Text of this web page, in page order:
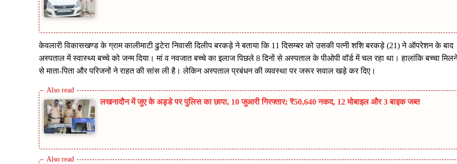
केवलारी विकासखण्ड के ग्राम कालीमाटी ढुटेरा निवासी दिलीप बरकड़े ने बताया कि 11 दिसम्बर को उसकी पत्नी शशि बरकड़े (21) ने ऑपरेशन के बाद
अस्पताल में स्वास्थ्य बच्चे को जन्म दिया। मां व नवजात बच्चे का इलाज पिछले 8 दिनों से अस्पताल के पीओपी वॉर्ड में चल रहा था। हालांकि बच्चा
से माता-पिता और परिजनों ने राहत की सांस ली है। लेकिन अस्पताल प्रबंधन की व्यवस्था पर जरूर सवाल खड़े कर दिए।
लखनादौन में जुए के अड्डे पर पुलिस का छापा, 10 जुआरी गिरफ्तार; ₹50,640 नकद, 12 मोबाइल और 3 बाइक जब्त